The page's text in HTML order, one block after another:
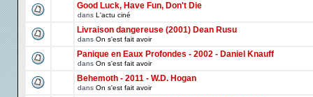
Good Luck, Have Fun, Don't Die
dans L'actu ciné
Livraison dangereuse (2001) Dean Rusu
dans On s'est fait avoir
Panique en Eaux Profondes - 2002 - Daniel Knauff
dans On s'est fait avoir
Behemoth - 2011 - W.D. Hogan
dans On s'est fait avoir